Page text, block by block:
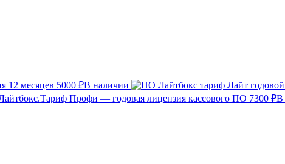
12 месяцев 5000 ₽В наличии
Профи — годовая лицензия кассового ПО 7300 ₽В